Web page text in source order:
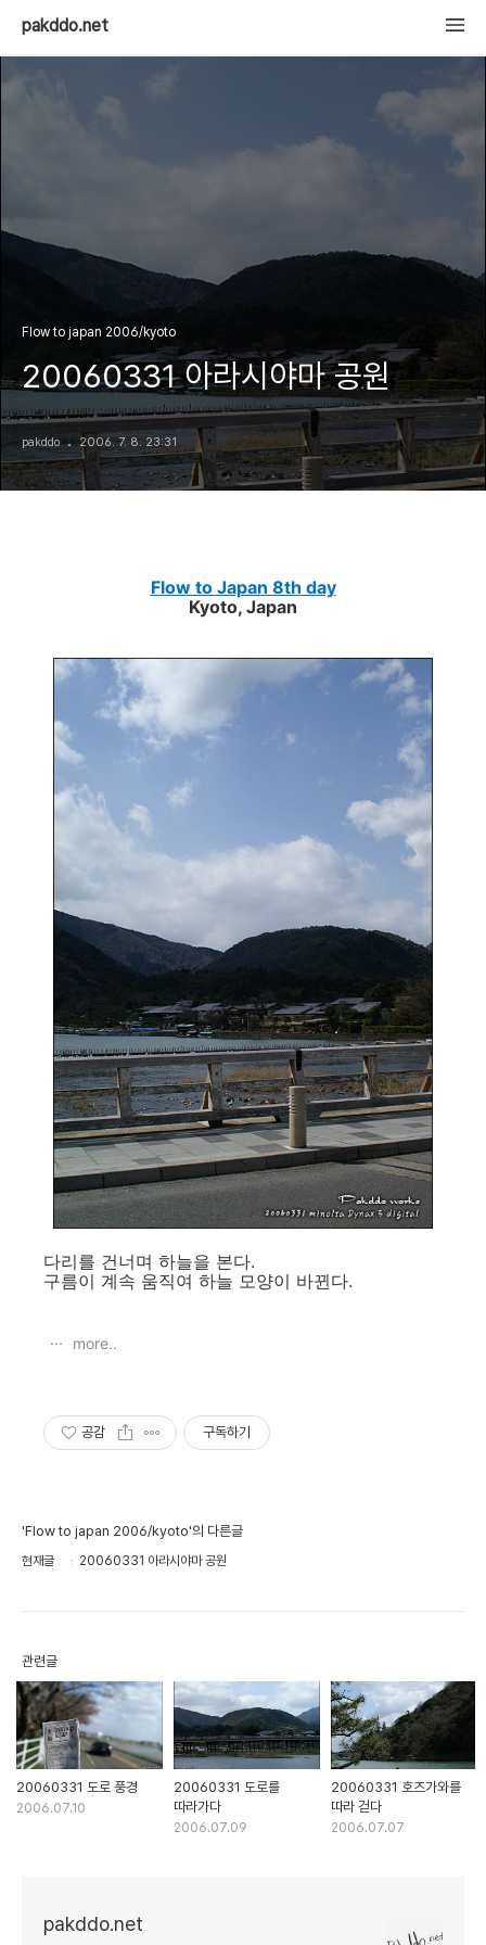
pakddo.net
Flow to japan 2006/kyoto
20060331 아라시야마 공원
pakddo 2006. 7. 8. 23:31
Flow to Japan 8th day
Kyoto, Japan
다리를 건너며 하늘을 본다.
구름이 계속 움직여 하늘 모양이 바뀐다.
more..
공감 구독하기
'Flow to japan 2006/kyoto'의 다른글
현재글 20060331 아라시야마 공원
관련글
20060331 도로 풍경
2006.07.10
20060331 도로를
따라가다
2006.07.09
20060331 호즈가와를
따라 걷다
2006.07.07
pakddo.net